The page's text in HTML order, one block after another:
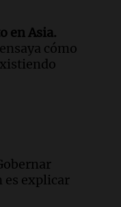
1.500
el cierre de
en Asia.
cómo
es explicar